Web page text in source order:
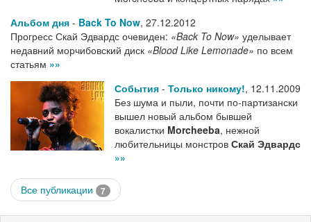
Альбом дня - Back To Now, 27.12.2012
Прогресс Скай Эдвардс очевиден: «Back To Now» уделывает
недавний морчибовский диск «Blood Like Lemonade» по всем
статьям »»
События - Только никому!, 12.11.2009
Без шума и пыли, почти по-партизански
вышел новый альбом бывшей
вокалистки Morcheeba, нежной
любительницы монстров Скай Эдвардс
»»
Все публикации 7